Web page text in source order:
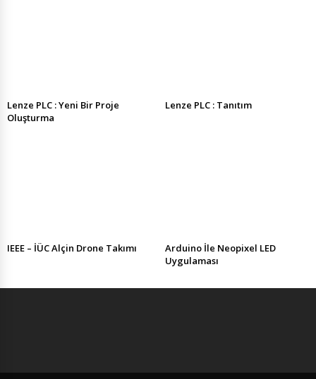
Lenze PLC : Yeni Bir Proje
Oluşturma
Lenze PLC : Tanıtım
IEEE – İÜC Alçin Drone Takımı
Arduino İle Neopixel LED
Uygulaması